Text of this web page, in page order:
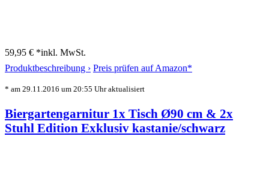
59,95 € *inkl. MwSt.
Produktbeschreibung › Preis prüfen auf Amazon*
* am 29.11.2016 um 20:55 Uhr aktualisiert
Biergartengarnitur 1x Tisch Ø90 cm & 2x
Stuhl Edition Exklusiv kastanie/schwarz